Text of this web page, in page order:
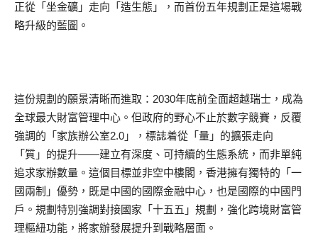
正從「坐金礦」走向「造生態」，而首份五年規劃正是這場戰
略升級的藍圖。
這份規劃的願景清晰而進取：2030年底前全面超越瑞士，成為
全球最大財富管理中心。但政府的野心不止於數字競賽，反覆
強調的「家族辦公室2.0」，標誌着從「量」的擴張走向
「質」的提升——建立有深度、可持續的生態系統，而非單純
追求家辦數量。這個目標並非空中樓閣，香港擁有獨特的「一
國兩制」優勢，既是中國的國際金融中心，也是國際的中國門
戶。規劃特別強調對接國家「十五五」規劃，強化跨境財富管
理樞紐功能，將家辦發展提升到戰略層面。